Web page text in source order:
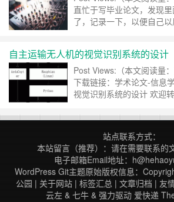
直忙于写毕业论文，发现
了，记录一下，以便自己
题 3. 时间问题。 1. 排版问
时候，经常让我头疼的一
自主运输无人机的视觉识别系统的设计
Post Views:（本文阅读量
下载链接：学术论文-信息
视觉识别系统的设计 欢迎
要： 空中机器人是指各种
驾驶、可重复使用的、能
飞行器……继续阅读 »
站点联系方式：
本站留言（推荐）：请在需要联系的
电子邮箱Email地址：
WordPress Git主题原始版权信息：
公园 | 关于网站 | 标签汇总 | 文章归档 | 友
云左 & 七牛 & 强力驱动 爱快递